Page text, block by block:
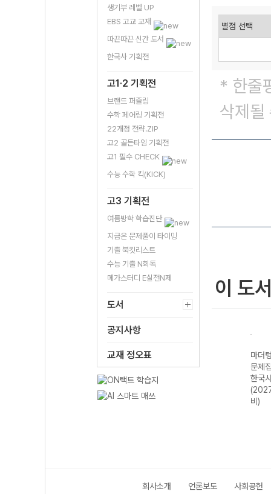
생기부 레벨 UP
EBS 고교 교재
따끈따끈 신간 도서
한국사 기획전
고1·2 기획전
브랜드 퍼즐링
수학 페어링 기획전
22개정 전략.ZIP
고2 골든타임 기획전
고1 필수 CHECK
수능 수학 킥(KICK)
고3 기획전
여름방학 학습진단
지금은 문제풀이 타이밍
기출 북킷리스트
수능 기출 N회독
메가스터디 E실전N제
도서
공지사항
교재 정오표
* 한줄
삭제될
이 도
마더텅 수능기출
문제집 윤리와 사
상 (2027 수능
대비)
문제집 지구과학II
마더
문제
한국
비)
회사소개 언론보도 사회공헌